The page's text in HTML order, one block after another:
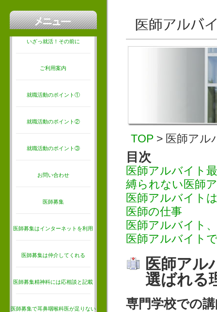
いざっ就活！その前に
ご利用案内
就職活動のポイント①
就職活動のポイント②
就職活動のポイント③
お問い合わせ
医師募集
医師募集はインターネットを利用
医師募集は仲介してくれる
医師募集精神科には応相談と記載
医師募集で耳鼻咽喉科医が足りない
TOP > 医師アル
目次
医師アルバイト
縛られない医師
医師アルバイト
医師の仕事
医師アルバイト
医師アルバイト
医師アル
選ばれる
専門学校での